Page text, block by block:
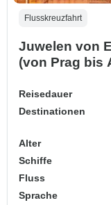
Flusskreuzfahrt
Juwelen von
(von Prag bis
Reisedauer
Destinationen
Alter
Schiffe
Fluss
Sprache